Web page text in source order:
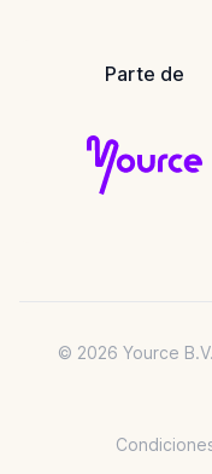
Parte de
© 2026 Yource